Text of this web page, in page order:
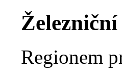
Regionem